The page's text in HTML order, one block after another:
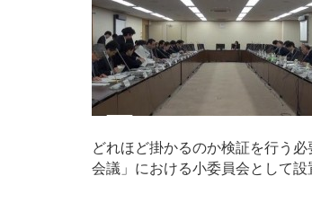
どれほど掛かるのか検証を行う
会議」における小委員会として設